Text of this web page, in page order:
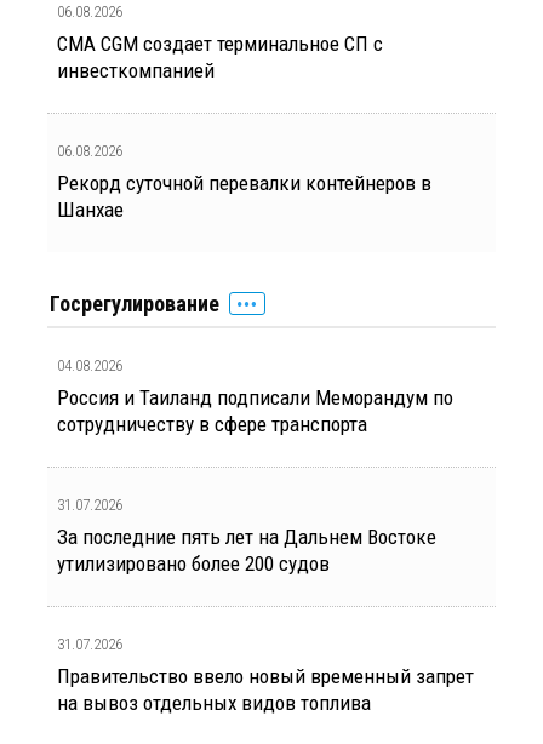
06.08.2026
CMA CGM создает терминальное СП с
инвесткомпанией
06.08.2026
Рекорд суточной перевалки контейнеров в
Шанхае
Госрегулирование
04.08.2026
Россия и Таиланд подписали Меморандум по
сотрудничеству в сфере транспорта
31.07.2026
За последние пять лет на Дальнем Востоке
утилизировано более 200 судов
31.07.2026
Правительство ввело новый временный запрет
на вывоз отдельных видов топлива